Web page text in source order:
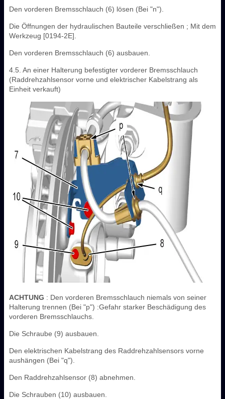
Den vorderen Bremsschlauch (6) lösen (Bei "n").
Die Öffnungen der hydraulischen Bauteile verschließen ; Mit dem
Werkzeug [0194-2E].
Den vorderen Bremsschlauch (6) ausbauen.
4.5. An einer Halterung befestigter vorderer Bremsschlauch
(Raddrehzahlsensor vorne und elektrischer Kabelstrang als
Einheit verkauft)
ACHTUNG : Den vorderen Bremsschlauch niemals von seiner
Halterung trennen (Bei "p") :Gefahr starker Beschädigung des
vorderen Bremsschlauchs.
Die Schraube (9) ausbauen.
Den elektrischen Kabelstrang des Raddrehzahlsensors vorne
aushängen (Bei "q").
Den Raddrehzahlsensor (8) abnehmen.
Die Schrauben (10) ausbauen.